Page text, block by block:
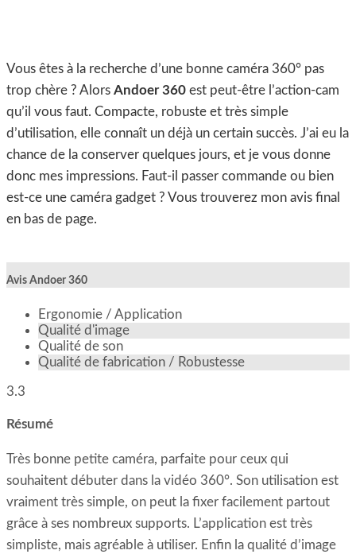
Vous êtes à la recherche d’une bonne caméra 360° pas
trop chère ? Alors Andoer 360 est peut-être l’action-cam
qu’il vous faut. Compacte, robuste et très simple
d’utilisation, elle connaît un déjà un certain succès. J’ai eu la
chance de la conserver quelques jours, et je vous donne
donc mes impressions. Faut-il passer commande ou bien
est-ce une caméra gadget ? Vous trouverez mon avis final
en bas de page.
Avis Andoer 360
Ergonomie / Application
Qualité d'image
Qualité de son
Qualité de fabrication / Robustesse
3.3
Résumé
Très bonne petite caméra, parfaite pour ceux qui
souhaitent débuter dans la vidéo 360°. Son utilisation est
vraiment très simple, on peut la fixer facilement partout
grâce à ses nombreux supports. L’application est très
simpliste, mais agréable à utiliser. Enfin la qualité d’image